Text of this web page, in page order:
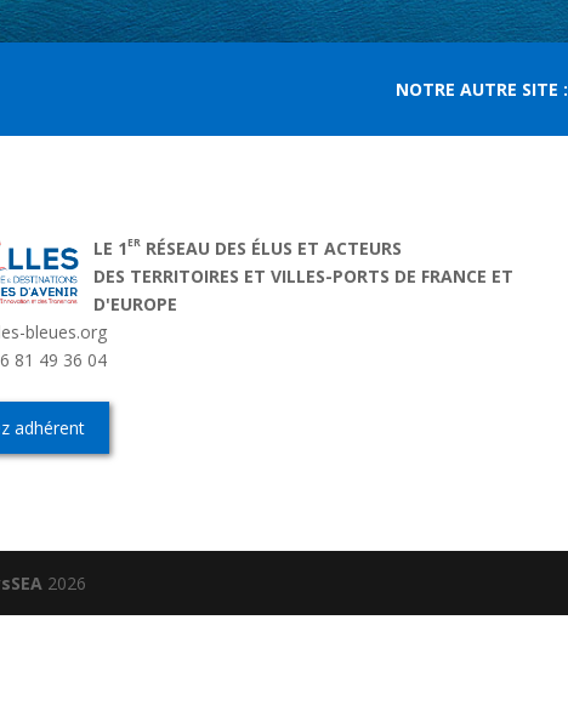
NOTRE AUTRE SITE :
LE 1ER RÉSEAU DES ÉLUS ET ACTEURS
DES TERRITOIRES ET VILLES-PORTS DE FRANCE ET
D'EUROPE
bleues.org
81 49 36 04
adhérent
2026